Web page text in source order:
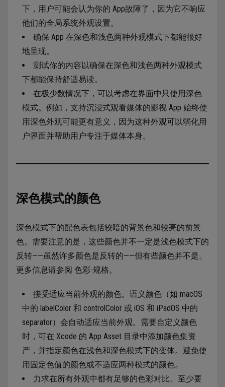
下，用户可能会认为你的 App故障了，因为它不响应
他们的全局系统外观设置。
确保 App 在深色和浅色两种外观模式下都能很好
地呈现。
测试你的内容以确保在深色和浅色两种外观模式
下都能保持舒适易读。
在极少数情况下，可以考虑在界面中只使用深色
模式。例如，支持沉浸式观看媒体的影视 App 始终使
用深色外观可能更有意义，因为这种外观可以弱化用
户界面并帮助用户专注于媒体本身。
深色模式的颜色
深色模式下的配色表包括较暗的背景色和较亮的前景
色。需要注意的是，这些颜色并不一定是浅色模式下的
反转——虽然许多颜色是反转的——但有些颜色并不是。
更多信息请参阅 色彩-规格。
接受适应当前外观的颜色。语义颜色（如 macOS
中的 labelColor 和 controlColor 或 iOS 和 iPadOS 中的
separator）会自动适应当前外观。需要自定义颜色
时，可在 Xcode 的 App Asset 目录中添加颜色集资
产，并指定颜色在浅色和深色模式下的变体。避免使
用固定色值的颜色或不适应两种模式的颜色。
力求在所有外观中都有足够的色彩对比。至少要